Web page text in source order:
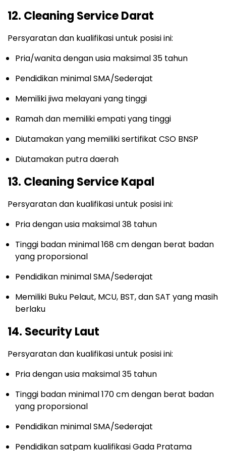
12. Cleaning Service Darat
Persyaratan dan kualifikasi untuk posisi ini:
Pria/wanita dengan usia maksimal 35 tahun
Pendidikan minimal SMA/Sederajat
Memiliki jiwa melayani yang tinggi
Ramah dan memiliki empati yang tinggi
Diutamakan yang memiliki sertifikat CSO BNSP
Diutamakan putra daerah
13. Cleaning Service Kapal
Persyaratan dan kualifikasi untuk posisi ini:
Pria dengan usia maksimal 38 tahun
Tinggi badan minimal 168 cm dengan berat badan
yang proporsional
Pendidikan minimal SMA/Sederajat
Memiliki Buku Pelaut, MCU, BST, dan SAT yang masih
berlaku
14. Security Laut
Persyaratan dan kualifikasi untuk posisi ini:
Pria dengan usia maksimal 35 tahun
Tinggi badan minimal 170 cm dengan berat badan
yang proporsional
Pendidikan minimal SMA/Sederajat
Pendidikan satpam kualifikasi Gada Pratama